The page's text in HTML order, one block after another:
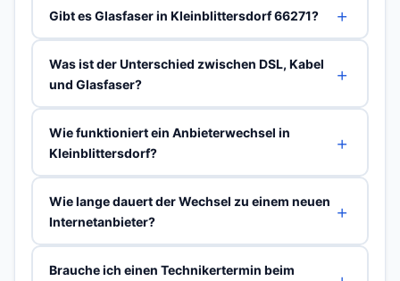
Gibt es Glasfaser in Kleinblittersdorf 66271?
Was ist der Unterschied zwischen DSL, Kabel
und Glasfaser?
Wie funktioniert ein Anbieterwechsel in
Kleinblittersdorf?
Wie lange dauert der Wechsel zu einem neuen
Internetanbieter?
Brauche ich einen Technikertermin beim